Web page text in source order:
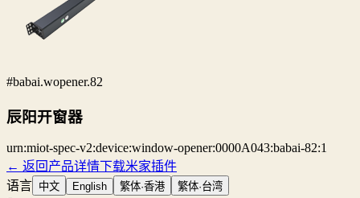
#babai.wopener.82
辰阳开窗器
urn:miot-spec-v2:device:window-opener:0000A043:babai-82:1
← 返回产品详情下载米家插件
语言 中文 English 繁体·香港 繁体·台湾